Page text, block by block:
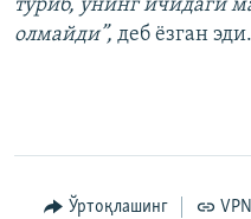
туриб, унинг ичидаги
олмайди”, деб ёзган эди.
Ўртоқлашинг